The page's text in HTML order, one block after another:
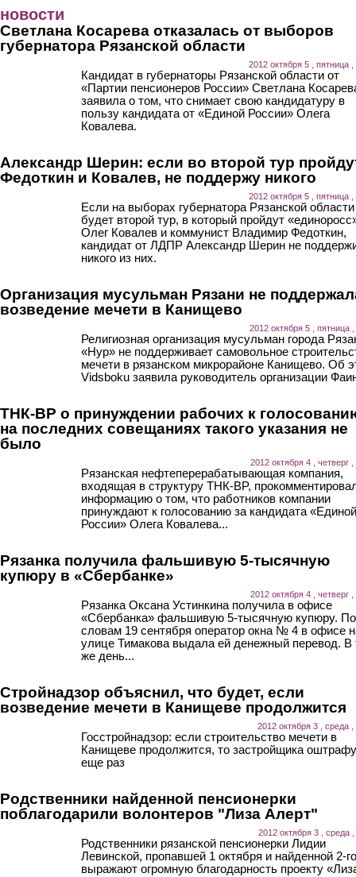
новости
Светлана Косарева отказалась от выборов
губернатора Рязанской области
2012 октября 5 , пятница ,
Кандидат в губернаторы Рязанской области от
«Партии пенсионеров России» Светлана
заявила о том, что снимает свою кандидатуру в
пользу кандидата от «Единой России» Олега
Ковалева.
Александр Шерин: если во второй тур
Федоткин и Ковалев, не поддержу никого
2012 октября 5 , пятница ,
Если на выборах губернатора Рязанской области
будет второй тур, в который пройдут
Олег Ковалев и коммунист Владимир Федоткин,
кандидат от ЛДПР Александр Шерин не
никого из них.
Организация мусульман Рязани не
возведение мечети в Канищево
2012 октября 5 , пятница ,
Религиозная организация мусульман города
«Нур» не поддерживает самовольное
мечети в рязанском микрорайоне Канищево. Об
Vidsboku заявила руководитель организации
ТНК-BP о принуждении рабочих к
на последних совещаниях такого указания не
было
2012 октября 4 , четверг
Рязанская нефтеперерабатывающая компания,
входящая в структуру ТНК-BP,
информацию о том, что работников компании
принуждают к голосованию за кандидата «Единой
России» Олега Ковалева...
Рязанка получила фальшивую 5-тысячную
купюру в «Сбербанке»
2012 октября 4 , четверг
Рязанка Оксана Устинкина получила в офисе
«Сбербанка» фальшивую 5-тысячную купюру.
словам 19 сентября оператор окна № 4 в офисе
улице Тимакова выдала ей денежный перевод. В
же день...
Стройнадзор объяснил, что будет, если
возведение мечети в Канищеве продолжится
2012 октября 3 , среда ,
Госстройнадзор: если строительство мечети в
Канищеве продолжится, то застройщика
еще раз
Родственники найденной пенсионерки
поблагодарили волонтеров "Лиза Алерт"
2012 октября 3 , среда ,
Родственники рязанской пенсионерки Лидии
Левинской, пропавшей 1 октября и найденной 2-
выражают огромную благодарность проекту